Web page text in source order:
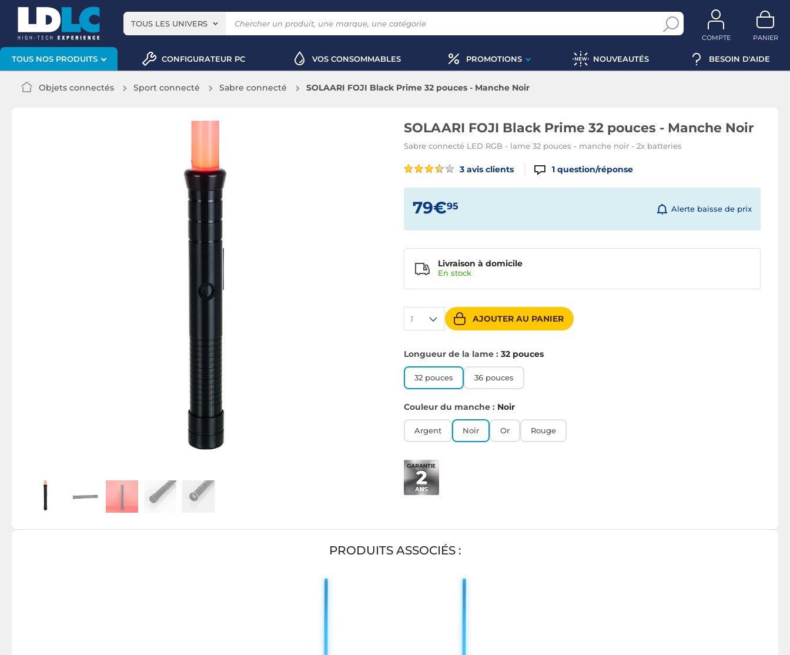
TOUS LES UNIVERS
COMPTE PANIER
TOUS NOS PRODUITS CONFIGURATEUR PC VOS CONSOMMABLES PROMOTIONS NOUVEAUTÉS BESOIN D'AIDE
Objets connectés Sport connecté Sabre connecté SOLAARI FOJI Black Prime 32 pouces - Manche Noir
SOLAARI FOJI Black Prime 32 pouces - Manche Noir
Sabre connecté LED RGB - lame 32 pouces - manche noir - 2x batteries
3 avis clients 1 question/réponse
79€95 Alerte baisse de prix
1 AJOUTER AU PANIER
Livraison à domicile
En stock
Longueur de la lame : 32 pouces
32 pouces 36 pouces
Couleur du manche : Noir
Argent Noir Or Rouge
PRODUITS ASSOCIÉS :